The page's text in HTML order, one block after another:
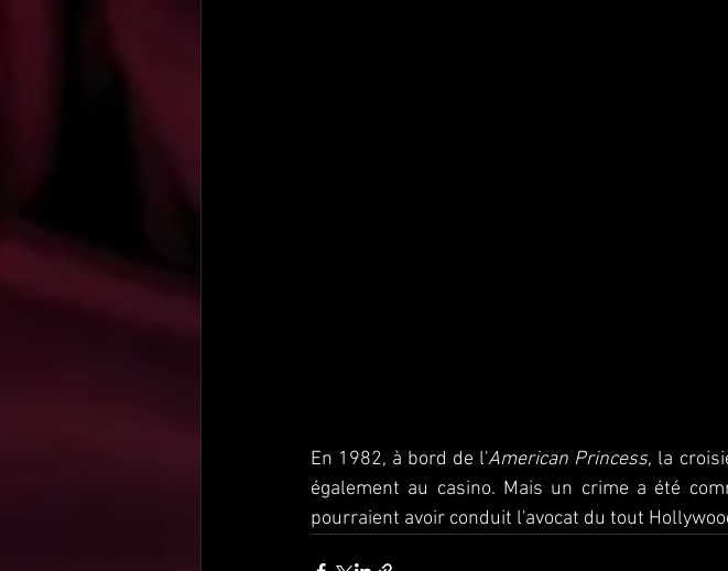
En 1982, à bord de l'American Princess, la
également au casino. Mais un crime a été
pourraient avoir conduit l'avocat du tout